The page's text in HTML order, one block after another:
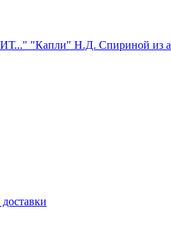
Н.Д. Спириной из